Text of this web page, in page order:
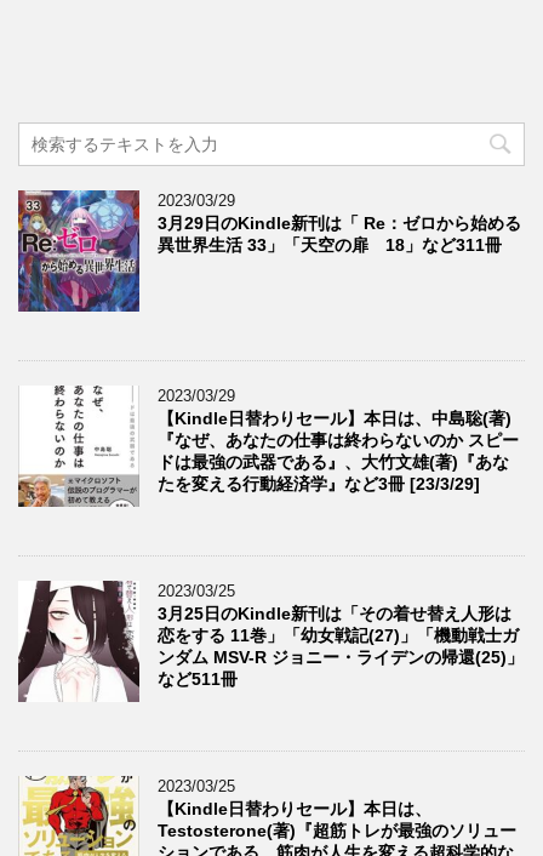
2023/03/29
3月29日のKindle新刊は「 Re：ゼロから始める
異世界生活 33」「天空の扉 18」など311冊
2023/03/29
【Kindle日替わりセール】本日は、中島聡(著)
『なぜ、あなたの仕事は終わらないのか スピー
ドは最強の武器である』、大竹文雄(著)『あな
たを変える行動経済学』など3冊 [23/3/29]
2023/03/25
3月25日のKindle新刊は「その着せ替え人形は
恋をする 11巻」「幼女戦記(27)」「機動戦士ガ
ンダム MSV-R ジョニー・ライデンの帰還(25)」
など511冊
2023/03/25
【Kindle日替わりセール】本日は、
Testosterone(著)『超筋トレが最強のソリュー